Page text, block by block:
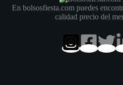
En bolsosfiesta.com puedes
calidad precio del